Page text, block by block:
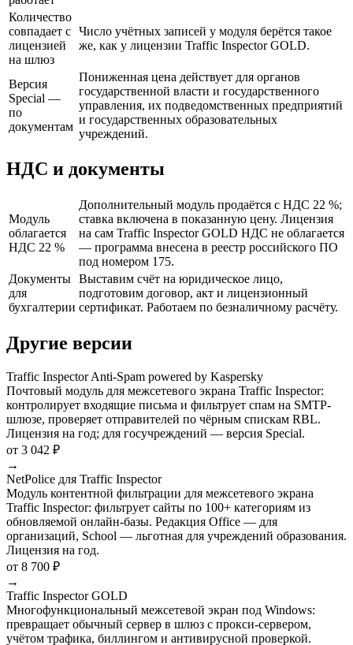
Количество
совпадает с
лицензией
на шлюз
Число учётных записей у модуля берётся такое
же, как у лицензии Traffic Inspector GOLD.
Версия
Special —
по
документам
Пониженная цена действует для органов
государственной власти и государственного
управления, их подведомственных предприятий
и государственных образовательных
учреждений.
НДС и документы
Модуль
облагается
НДС 22 %
Дополнительный модуль продаётся с НДС 22 %;
ставка включена в показанную цену. Лицензия
на сам Traffic Inspector GOLD НДС не облагается
— программа внесена в реестр российского ПО
под номером 175.
Документы
для
бухгалтерии
Выставим счёт на юридическое лицо,
подготовим договор, акт и лицензионный
сертификат. Работаем по безналичному расчёту.
Другие версии
Traffic Inspector Anti-Spam powered by Kaspersky
Почтовый модуль для межсетевого экрана Traffic Inspector:
контролирует входящие письма и фильтрует спам на SMTP-
шлюзе, проверяет отправителей по чёрным спискам RBL.
Лицензия на год; для госучреждений — версия Special.
от 3 042 ₽
→
NetPolice для Traffic Inspector
Модуль контентной фильтрации для межсетевого экрана
Traffic Inspector: фильтрует сайты по 100+ категориям из
обновляемой онлайн-базы. Редакция Office — для
организаций, School — льготная для учреждений образования.
Лицензия на год.
от 8 700 ₽
→
Traffic Inspector GOLD
Многофункциональный межсетевой экран под Windows:
превращает обычный сервер в шлюз с прокси-сервером,
учётом трафика, биллингом и антивирусной проверкой.